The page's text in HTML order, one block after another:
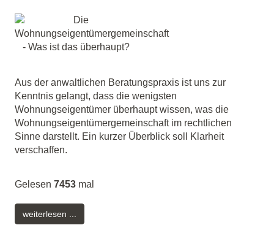
Aus der anwaltlichen Beratungspraxis ist uns zur
Kenntnis gelangt, dass die wenigsten
Wohnungseigentümer überhaupt wissen, was die
Wohnungseigentümergemeinschaft im rechtlichen
Sinne darstellt. Ein kurzer Überblick soll Klarheit
verschaffen.
Gelesen 7453 mal
weiterlesen ...